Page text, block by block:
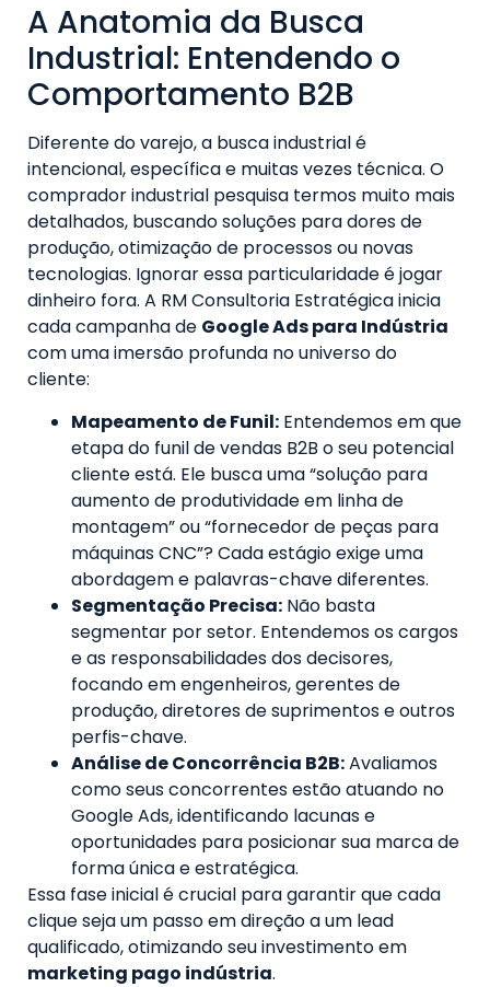
A Anatomia da Busca
Industrial: Entendendo o
Comportamento B2B
Diferente do varejo, a busca industrial é
intencional, específica e muitas vezes técnica. O
comprador industrial pesquisa termos muito mais
detalhados, buscando soluções para dores de
produção, otimização de processos ou novas
tecnologias. Ignorar essa particularidade é jogar
dinheiro fora. A RM Consultoria Estratégica inicia
cada campanha de Google Ads para Indústria
com uma imersão profunda no universo do
cliente:
Mapeamento de Funil: Entendemos em que
etapa do funil de vendas B2B o seu potencial
cliente está. Ele busca uma “solução para
aumento de produtividade em linha de
montagem” ou “fornecedor de peças para
máquinas CNC”? Cada estágio exige uma
abordagem e palavras-chave diferentes.
Segmentação Precisa: Não basta
segmentar por setor. Entendemos os cargos
e as responsabilidades dos decisores,
focando em engenheiros, gerentes de
produção, diretores de suprimentos e outros
perfis-chave.
Análise de Concorrência B2B:Avaliamos
como seus concorrentes estão atuando no
Google Ads, identificando lacunas e
oportunidades para posicionar sua marca de
forma única e estratégica.
Essa fase inicial é crucial para garantir que cada
clique seja um passo em direção a um lead
qualificado, otimizando seu investimento em
marketing pago indústria.